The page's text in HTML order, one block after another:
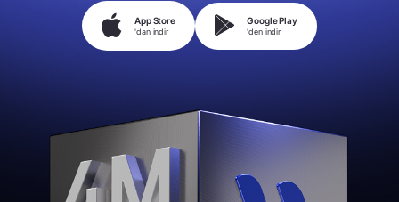
App Store
'dan indir
Google Play
'den indir